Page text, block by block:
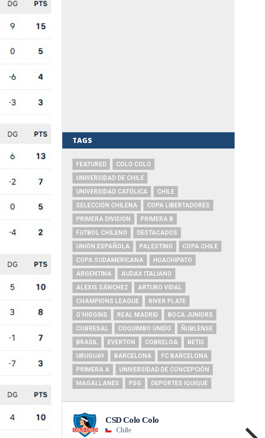
TAGS
FEATURED
COLO COLO
UNIVERSIDAD DE CHILE
UNIVERSIDAD CATÓLICA
CHILE
SELECCIÓN CHILENA
COPA LIBERTADORES
PRIMERA DIVISIÓN
PRIMERA B
FUTBOL CHILENO
DESTACADOS
UNIÓN ESPAÑOLA
PALESTINO
COPA CHILE
COPA SUDAMERICANA
HUACHIPATO
ARGENTINA
AUDAX ITALIANO
ALEXIS SÁNCHEZ
ARTURO VIDAL
CHAMPIONS LEAGUE
RIVER PLATE
O'HIGGINS
REAL MADRID
BOCA JUNIORS
COBRESAL
COQUIMBO UNIDO
ÑUBLENSE
BRASIL
EVERTON COBRELOA
BETIS
URUGUAY
BARCELONA
FC BARCELONA
PRIMERA A
UNIVERSIDAD DE CONCEPCIÓN
MAGALLANES
PSG DEPORTES IQUIQUE